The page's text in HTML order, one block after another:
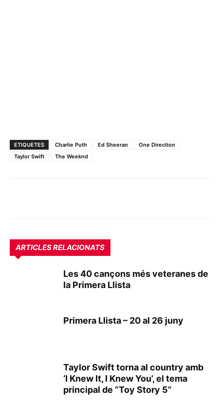
ETIQUETES Charlie Puth Ed Sheeran
One Direction
Taylor Swift
The Weeknd
ARTICLES RELACIONATS
Les 40 cançons més veteranes de
la Primera Llista
Primera Llista – 20 al 26 juny
Taylor Swift torna al country amb
‘I Knew It, I Knew You’, el tema
principal de “Toy Story 5”